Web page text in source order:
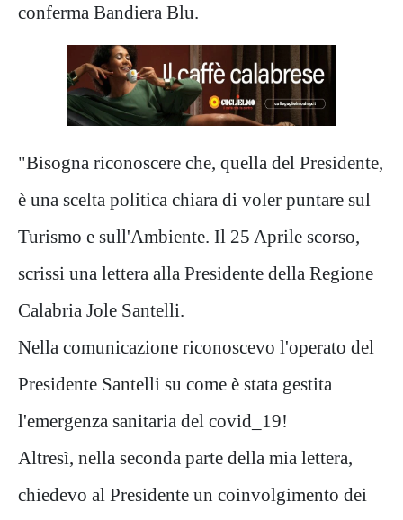
conferma Bandiera Blu.
"Bisogna riconoscere che, quella del Presidente,
è una scelta politica chiara di voler puntare sul
Turismo e sull'Ambiente. Il 25 Aprile scorso,
scrissi una lettera alla Presidente della Regione
Calabria Jole Santelli.
Nella comunicazione riconoscevo l'operato del
Presidente Santelli su come è stata gestita
l'emergenza sanitaria del covid_19!
Altresì, nella seconda parte della mia lettera,
chiedevo al Presidente un coinvolgimento dei